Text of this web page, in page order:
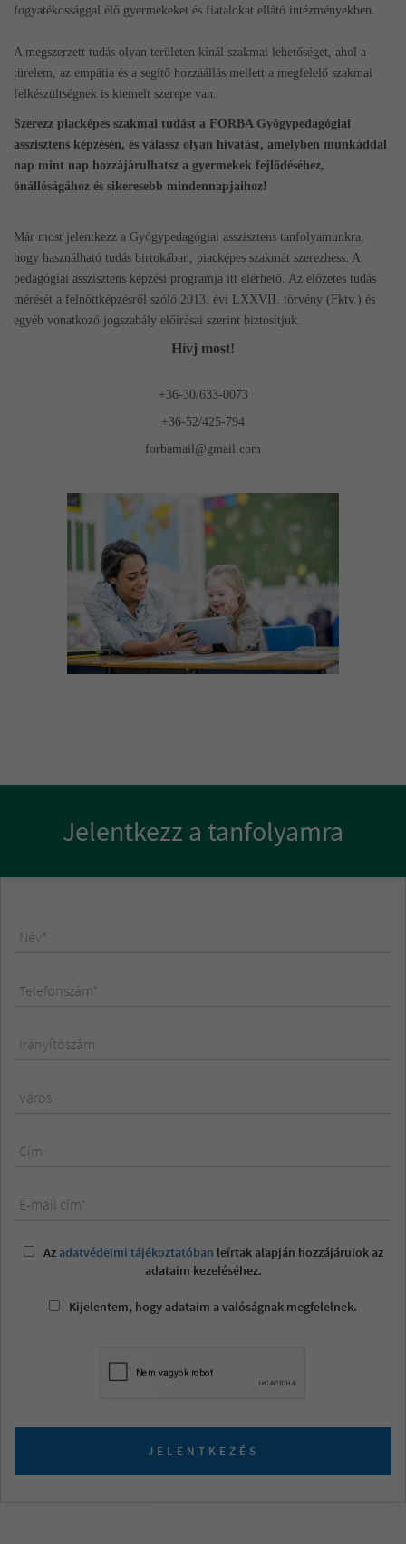
fogyatékossággal élő gyermekeket és fiatalokat ellátó intézményekben.
A megszerzett tudás olyan területen kínál szakmai lehetőséget, ahol a
türelem, az empátia és a segítő hozzáállás mellett a megfelelő szakmai
felkészültségnek is kiemelt szerepe van.
Szerezz piacképes szakmai tudást a FORBA Gyógypedagógiai
asszisztens képzésén, és válassz olyan hivatást, amelyben munkáddal
nap mint nap hozzájárulhatsz a gyermekek fejlődéséhez,
önállóságához és sikeresebb mindennapjaihoz!
Már most jelentkezz a Gyógypedagógiai asszisztens tanfolyamunkra,
hogy használható tudás birtokában, piacképes szakmát szerezhess. A
pedagógiai asszisztens képzési programja itt elérhető. Az előzetes tudás
mérését a felnőttképzésről szóló 2013. évi LXXVII. törvény (Fktv.) és
egyéb vonatkozó jogszabály előírásai szerint biztosítjuk.
Hívj most!
+36-30/633-0073
+36-52/425-794
forbamail@gmail.com
Jelentkezz a tanfolyamra
Név*
Telefonszám*
Irányítószám
Város
Cím
E-mail cím*
Az adatvédelmi tájékoztatóban leírtak alapján hozzájárulok az
adataim kezeléséhez.
Kijelentem, hogy adataim a valóságnak megfelelnek.
JELENTKEZÉS